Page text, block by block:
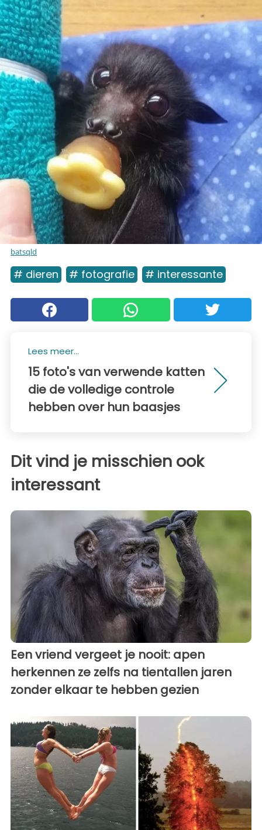
batsqld
# dieren # fotografie # interessante
Lees meer...
15 foto's van verwende katten
die de volledige controle
hebben over hun baasjes
Dit vind je misschien ook
interessant
Een vriend vergeet je nooit: apen
herkennen ze zelfs na tientallen jaren
zonder elkaar te hebben gezien